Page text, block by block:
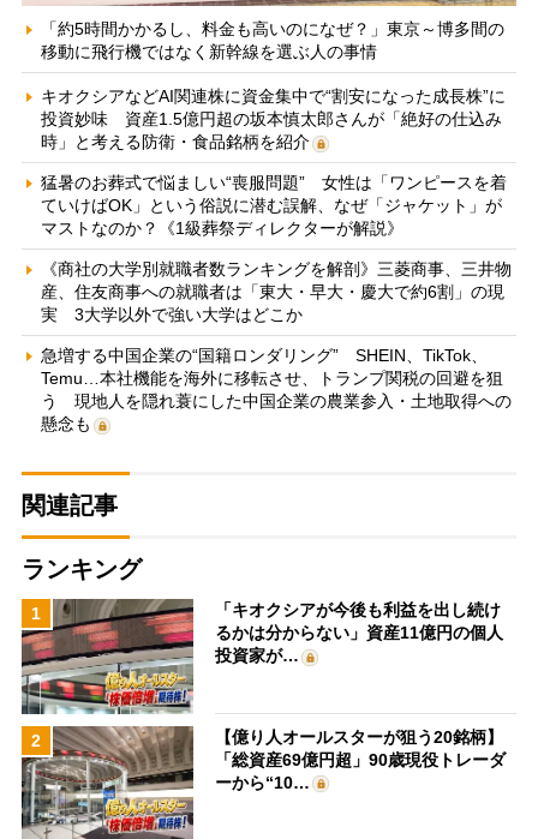
「約5時間かかるし、料金も高いのになぜ？」東京～博多間の
移動に飛行機ではなく新幹線を選ぶ人の事情
キオクシアなどAI関連株に資金集中で“割安になった成長株”に
投資妙味 資産1.5億円超の坂本慎太郎さんが「絶好の仕込み
時」と考える防衛・食品銘柄を紹介
猛暑のお葬式で悩ましい“喪服問題” 女性は「ワンピースを着
ていけばOK」という俗説に潜む誤解、なぜ「ジャケット」が
マストなのか？《1級葬祭ディレクターが解説》
《商社の大学別就職者数ランキングを解剖》三菱商事、三井物
産、住友商事への就職者は「東大・早大・慶大で約6割」の現
実 3大学以外で強い大学はどこか
急増する中国企業の“国籍ロンダリング” SHEIN、TikTok、
Temu…本社機能を海外に移転させ、トランプ関税の回避を狙
う 現地人を隠れ蓑にした中国企業の農業参入・土地取得への
懸念も
関連記事
ランキング
1
「キオクシアが今後も利益を出し続け
るかは分からない」資産11億円の個人
投資家が…
2
【億り人オールスターが狙う20銘柄】
「総資産69億円超」90歳現役トレーダ
ーから“10…